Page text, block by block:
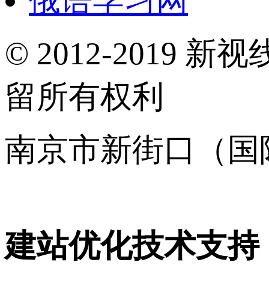
© 2012-2019 新视
留所有权利
南京市新街口（
建站优化技术支持